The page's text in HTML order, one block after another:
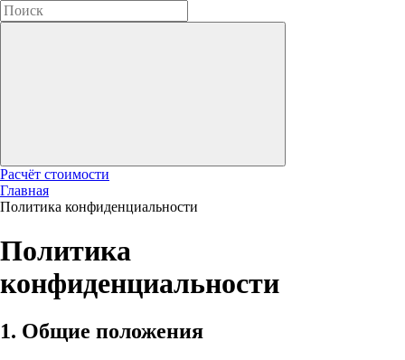
Расчёт стоимости
Главная
Политика конфиденциальности
Политика
конфиденциальности
1. Общие положения